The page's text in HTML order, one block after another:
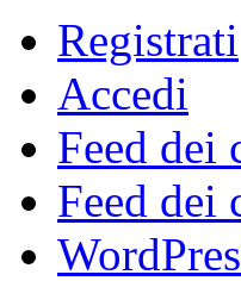
Registrati
Accedi
Feed dei
Feed dei